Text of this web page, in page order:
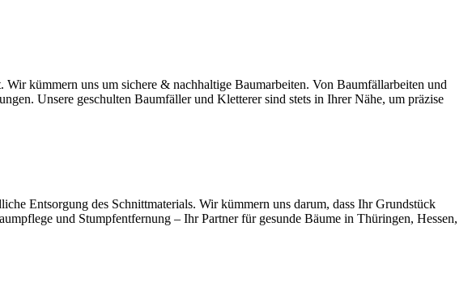
kümmern uns um sichere & nachhaltige Baumarbeiten. Von Baumfällarbeiten und
Unsere geschulten Baumfäller und Kletterer sind stets in Ihrer Nähe, um präzise
Entsorgung des Schnittmaterials. Wir kümmern uns darum, dass Ihr Grundstück
und Stumpfentfernung – Ihr Partner für gesunde Bäume in Thüringen, Hessen,